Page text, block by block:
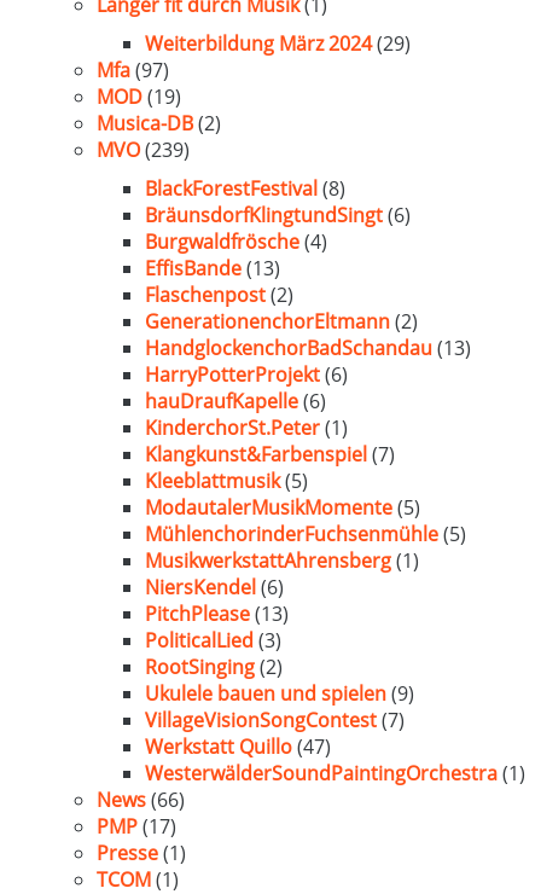
Weiterbildung März 2024(29)
Mfa(97)
MOD(19)
Musica-DB(2)
MVO(239)
BlackForestFestival(8)
BräunsdorfKlingtundSingt(6)
Burgwaldfrösche(4)
EffisBande(13)
Flaschenpost(2)
GenerationenchorEltmann(2)
HandglockenchorBadSchandau(13)
HarryPotterProjekt(6)
hauDraufKapelle(6)
KinderchorSt.Peter(1)
Klangkunst&Farbenspiel(7)
Kleeblattmusik(5)
ModautalerMusikMomente(5)
MühlenchorinderFuchsenmühle(5)
MusikwerkstattAhrensberg(1)
NiersKendel(6)
PitchPlease(13)
PoliticalLied (3)
RootSinging(2)
Ukulele bauen und spielen(9)
VillageVisionSongContest(7)
Werkstatt Quillo(47)
WesterwälderSoundPaintingOrchestra(1)
News(66)
PMP(17)
Presse(1)
TCOM(1)